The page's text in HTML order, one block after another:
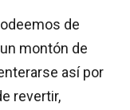
de
montón de
así por
revertir,